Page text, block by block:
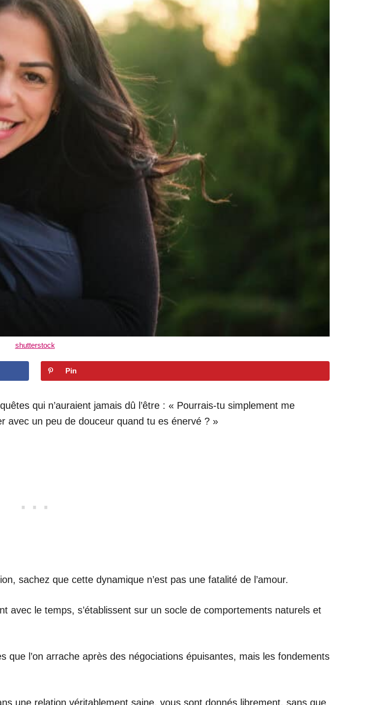
shutterstock
Pin
qui n’auraient jamais dû l’être : « Pourrais-tu simplement me
avec un peu de douceur quand tu es énervé ? »
sachez que cette dynamique n’est pas une fatalité de l’amour.
avec le temps, s’établissent sur un socle de comportements naturels et
l’on arrache après des négociations épuisantes, mais les fondements
une relation véritablement saine, vous sont donnés librement, sans que